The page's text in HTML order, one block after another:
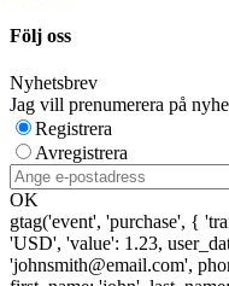
Följ oss
Nyhetsbrev
Jag vill prenumerera på
Registrera
Avregistrera
OK
gtag('event', 'purchase', {
'USD', 'value': 1.23,
'johnsmith@email.com',